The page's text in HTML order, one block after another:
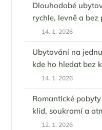
Dlouhodobé
rychle, levně a bez
14. 1. 2026
Ubytování na
kde ho hledat bez
14. 1. 2026
Romantické
klid, soukromí a
12. 1. 2026